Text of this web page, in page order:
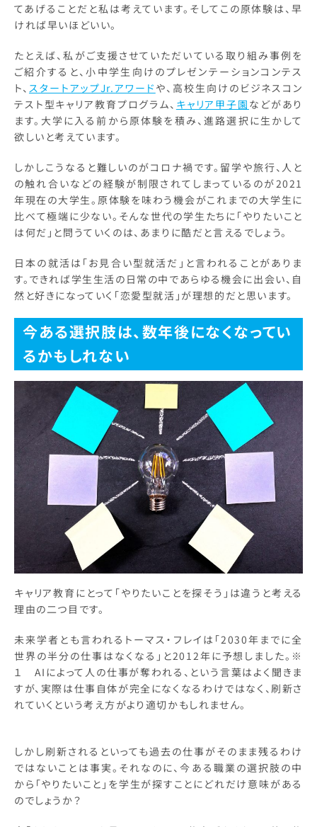
てあげることだと私は考えています。そしてこの原体験は、早
ければ早いほどいい。
たとえば、私がご支援させていただいている取り組み事例を
ご紹介すると、小中学生向けのプレゼンテーションコンテス
ト、 スタートアップJr.アワード や、高校生向けのビジネスコン
テスト型キャリア教育プログラム、 キャリア甲子園 などがあり
ます。大学に入る前から原体験を積み、進路選択に生かして
欲しいと考えています。
しかしこうなると難しいのがコロナ禍です。留学や旅行、人と
の触れ合いなどの経験が制限されてしまっているのが2021
年現在の大学生。原体験を味わう機会がこれまでの大学生に
比べて極端に少ない。そんな世代の学生たちに「やりたいこと
は何だ」と問うていくのは、あまりに酷だと言えるでしょう。
日本の就活は「お見合い型就活だ」と言われることがありま
す。できれば学生生活の日常の中であらゆる機会に出会い、自
然と好きになっていく「恋愛型就活」が理想的だと思います。
今ある選択肢は、数年後になくなってい
るかもしれない
キャリア教育にとって「やりたいことを探そう」は違うと考える
理由の二つ目です。
未来学者とも言われるトーマス・フレイは「2030年までに全
世界の半分の仕事はなくなる」と2012年に予想しました。※
１ AIによって人の仕事が奪われる、という言葉はよく聞きま
すが、実際は仕事自体が完全になくなるわけではなく、刷新さ
れていくという考え方がより適切かもしれません。
しかし刷新されるといっても過去の仕事がそのまま残るわけ
ではないことは事実。それなのに、今ある職業の選択肢の中
から「やりたいこと」を学生が探すことにどれだけ意味がある
のでしょうか？